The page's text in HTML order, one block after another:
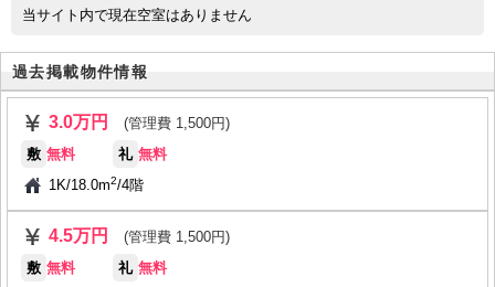
当サイト内で現在空室はありません
過去掲載物件情報
3.0万円
(管理費 1,500円)
敷 無料 礼 無料
1K/18.0m2/4階
4.5万円
(管理費 1,500円)
敷 無料 礼 無料